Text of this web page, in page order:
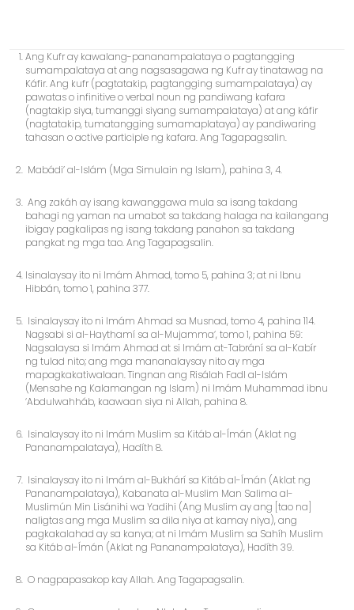
Ang Kufr ay kawalang-pananampalataya o pagtangging
sumampalataya at ang nagsasagawa ng Kufr ay tinatawag na
Káfir. Ang kufr (pagtatakip, pagtangging sumampalataya) ay
pawatas o infinitive o verbal noun ng pandiwang kafara
(nagtakip siya, tumanggi siyang sumampalataya) at ang káfir
(nagtatakip, tumatangging sumamaplataya) ay pandiwaring
tahasan o active participle ng kafara. Ang Tagapagsalin.
Mabádi’ al-Islám (Mga Simulain ng Islam), pahina 3, 4.
Ang zakáh ay isang kawanggawa mula sa isang takdang
bahagi ng yaman na umabot sa takdang halaga na kailangang
ibigay pagkalipas ng isang takdang panahon sa takdang
pangkat ng mga tao. Ang Tagapagsalin.
Isinalaysay ito ni Imám Ahmad, tomo 5, pahina 3; at ni Ibnu
Hibbán, tomo 1, pahina 377.
Isinalaysay ito ni Imám Ahmad sa Musnad, tomo 4, pahina 114.
Nagsabi si al-Haythamí sa al-Mujamma‘, tomo 1, pahina 59:
Nagsalaysa si Imám Ahmad at si Imám at-Tabrání sa al-Kabír
ng tulad nito; ang mga mananalaysay nito ay mga
mapagkakatiwalaan. Tingnan ang Risálah Fadl al-Islám
(Mensahe ng Kalamangan ng Islam) ni Imám Muhammad ibnu
‘Abdulwahháb, kaawaan siya ni Allah, pahina 8.
Isinalaysay ito ni Imám Muslim sa Kitáb al-Ímán (Aklat ng
Pananampalataya), Hadíth 8.
Isinalaysay ito ni Imám al-Bukhárí sa Kitáb al-Ímán (Aklat ng
Pananampalataya), Kabanata al-Muslim Man Salima al-
Muslimún Min Lisánihi wa Yadihi (Ang Muslim ay ang [tao na]
naligtas ang mga Muslim sa dila niya at kamay niya), ang
pagkakalahad ay sa kanya; at ni Imám Muslim sa Sahíh Muslim
sa Kitáb al-Ímán (Aklat ng Pananampalataya), Hadíth 39.
O nagpapasakop kay Allah. Ang Tagapagsalin.